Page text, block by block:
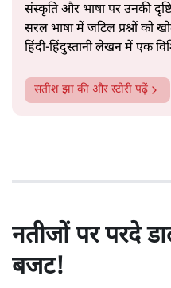
संस्कृति और भाषा पर उनकी
सरल भाषा में जटिल प्रश्नों
हिंदी‑हिंदुस्तानी लेखन में एक
सतीश झा की और स्टोरी पढ़ें
नतीजों पर परदे
बजट!